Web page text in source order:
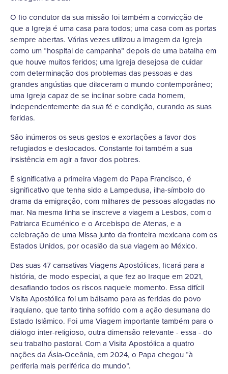
O fio condutor da sua missão foi também a convicção de
que a Igreja é uma casa para todos; uma casa com as portas
sempre abertas. Várias vezes utilizou a imagem da Igreja
como um “hospital de campanha” depois de uma batalha em
que houve muitos feridos; uma Igreja desejosa de cuidar
com determinação dos problemas das pessoas e das
grandes angústias que dilaceram o mundo contemporâneo;
uma Igreja capaz de se inclinar sobre cada homem,
independentemente da sua fé e condição, curando as suas
feridas.
São inúmeros os seus gestos e exortações a favor dos
refugiados e deslocados. Constante foi também a sua
insistência em agir a favor dos pobres.
É significativa a primeira viagem do Papa Francisco, é
significativo que tenha sido a Lampedusa, ilha-símbolo do
drama da emigração, com milhares de pessoas afogadas no
mar. Na mesma linha se inscreve a viagem a Lesbos, com o
Patriarca Ecuménico e o Arcebispo de Atenas, e a
celebração de uma Missa junto da fronteira mexicana com os
Estados Unidos, por ocasião da sua viagem ao México.
Das suas 47 cansativas Viagens Apostólicas, ficará para a
história, de modo especial, a que fez ao Iraque em 2021,
desafiando todos os riscos naquele momento. Essa difícil
Visita Apostólica foi um bálsamo para as feridas do povo
iraquiano, que tanto tinha sofrido com a ação desumana do
Estado Islâmico. Foi uma Viagem importante também para o
diálogo inter-religioso, outra dimensão relevante - essa - do
seu trabalho pastoral. Com a Visita Apostólica a quatro
nações da Ásia-Oceânia, em 2024, o Papa chegou “à
periferia mais periférica do mundo”.